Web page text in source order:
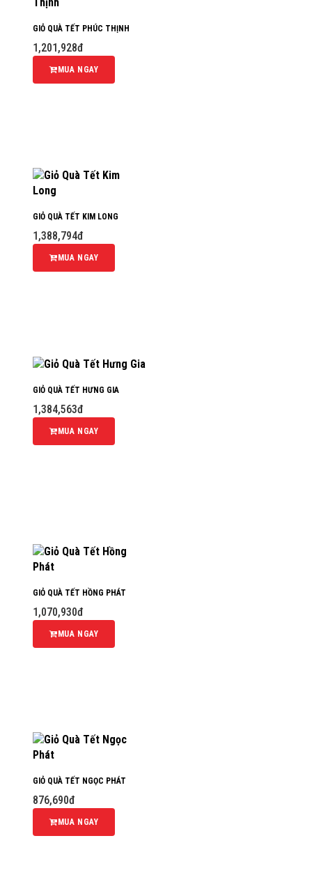
GIỎ QUÀ TẾT PHÚC THỊNH
1,201,928đ
MUA NGAY
GIỎ QUÀ TẾT KIM LONG
1,388,794đ
MUA NGAY
GIỎ QUÀ TẾT HƯNG GIA
1,384,563đ
MUA NGAY
GIỎ QUÀ TẾT HỒNG PHÁT
1,070,930đ
MUA NGAY
GIỎ QUÀ TẾT NGỌC PHÁT
876,690đ
MUA NGAY